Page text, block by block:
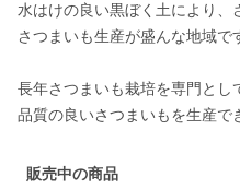
水はけの良い黒ぼく土により、
さつまいも生産が盛んな地域で
長年さつまいも栽培を専門とし
品質の良いさつまいもを生産で
販売中の商品